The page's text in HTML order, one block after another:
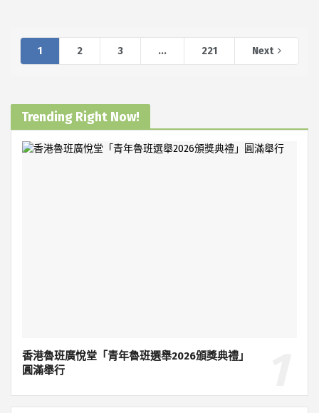
1 2 3 ... 221 Next
Trending Right Now!
香港魯班廣悅堂「青年魯班選舉2026頒獎典禮」
圓滿舉行